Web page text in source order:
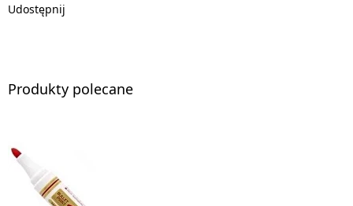
Udostępnij
Produkty polecane